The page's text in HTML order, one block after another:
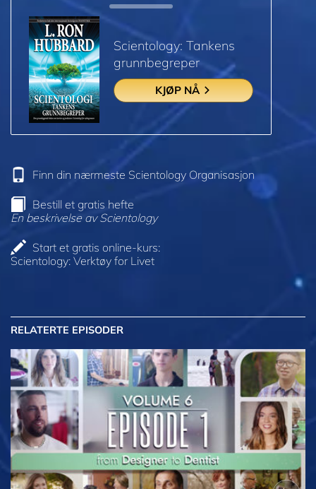
Scientology: Tankens
grunnbegreper
KJØP NÅ
Finn din nærmeste Scientology Organisasjon
Bestill et gratis hefte
En beskrivelse av Scientology
Start et gratis online-kurs:
Scientology: Verktøy for Livet
RELATERTE EPISODER